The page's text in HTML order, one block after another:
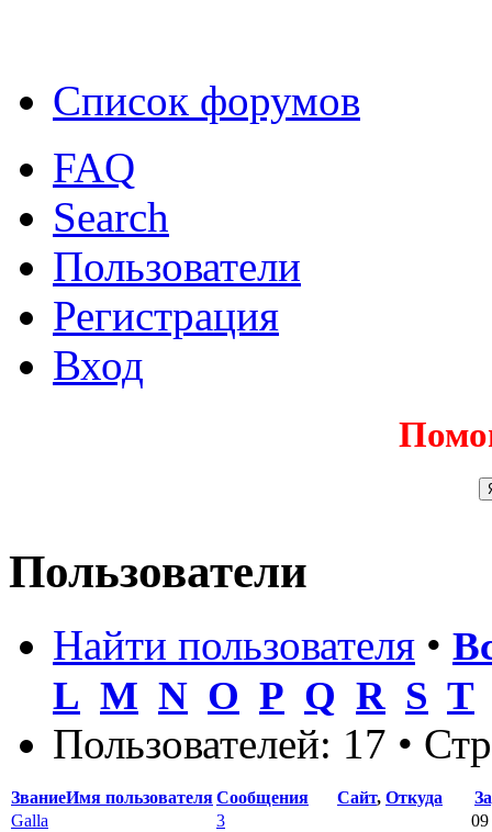
Список форумов
FAQ
Search
Пользователи
Регистрация
Вход
Пользователи
Найти пользователя •
L M N O P Q R S T
Пользователей: 17 •
ЗваниеИмя пользователяСообщения Сайт, Откуда
Galla
3
09